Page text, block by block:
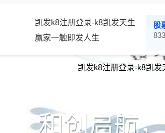
凯发k8注册登录-k8凯发天生
赢家一触即发人生
股
凯发k8注册登录-k8凯
和创启航